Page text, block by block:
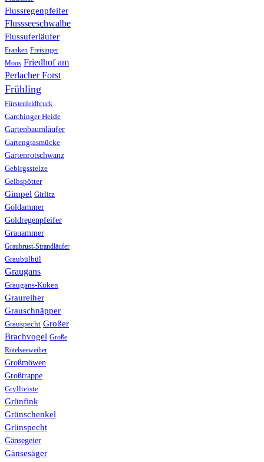
Flussregenpfeifer
Flussseeschwalbe
Flussuferläufer
Franken Freisinger
Moos Friedhof am
Perlacher Forst
Frühling
Fürstenfeldbruck
Garchinger Heide
Gartenbaumläufer
Gartengrasmücke
Gartenrotschwanz
Gebirgsstelze
Gelbspötter
Gimpel Girlitz
Goldammer
Goldregenpfeifer
Grauammer
Graubrust-Strandläufer
Graubülbül
Graugans
Graugans-Küken
Graureiher
Grauschnäpper
Grauspecht Großer
Brachvogel Große
Rötelseeweiher
Großmöwen
Großtrappe
Gryllteiste
Grünfink
Grünschenkel
Grünspecht
Gänsegeier
Gänsesäger